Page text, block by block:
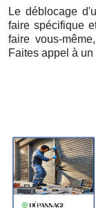
Le déblocage
faire spécifique
faire vous-
Faites appel à